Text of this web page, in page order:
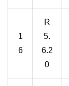
1
6
R
5.
6.2
0